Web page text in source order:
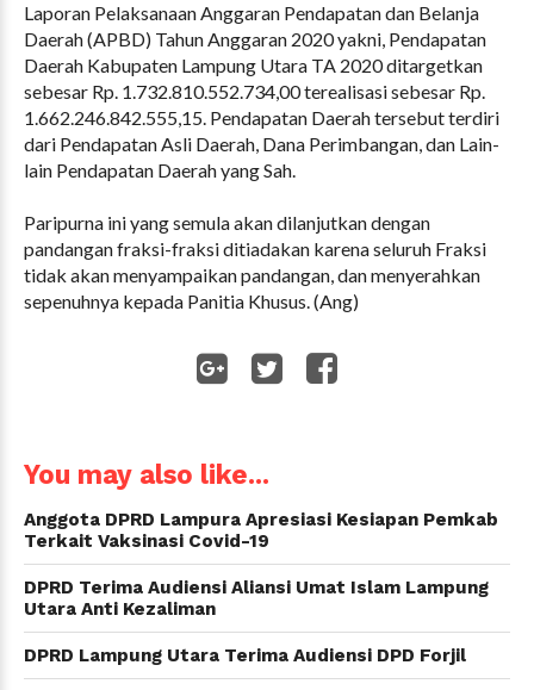
Laporan Pelaksanaan Anggaran Pendapatan dan Belanja
Daerah (APBD) Tahun Anggaran 2020 yakni, Pendapatan
Daerah Kabupaten Lampung Utara TA 2020 ditargetkan
sebesar Rp. 1.732.810.552.734,00 terealisasi sebesar Rp.
1.662.246.842.555,15. Pendapatan Daerah tersebut terdiri
dari Pendapatan Asli Daerah, Dana Perimbangan, dan Lain-
lain Pendapatan Daerah yang Sah.
Paripurna ini yang semula akan dilanjutkan dengan
pandangan fraksi-fraksi ditiadakan karena seluruh Fraksi
tidak akan menyampaikan pandangan, dan menyerahkan
sepenuhnya kepada Panitia Khusus. (Ang)
You may also like...
Anggota DPRD Lampura Apresiasi Kesiapan Pemkab
Terkait Vaksinasi Covid-19
DPRD Terima Audiensi Aliansi Umat Islam Lampung
Utara Anti Kezaliman
DPRD Lampung Utara Terima Audiensi DPD Forjil